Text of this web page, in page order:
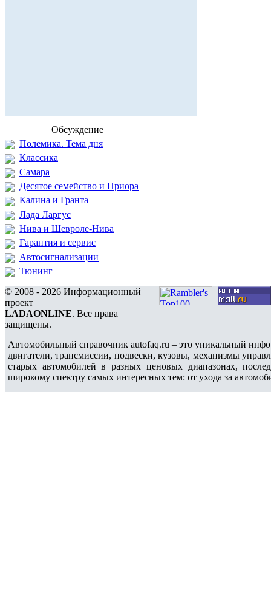
Обсуждение
Полемика. Тема дня
Классика
Самара
Десятое семейство и Приора
Калина и Гранта
Лада Ларгус
Нива и Шевроле-Нива
Гарантия и сервис
Автосигнализации
Тюнинг
© 2008 - 2026 Информационный
проект
LADAONLINE. Все права
защищены.
Автомобильный справочник autofaq.ru – это уникальный
двигатели, трансмиссии, подвески, кузовы, механизмы
старых автомобилей в разных ценовых диапазонах,
широкому спектру самых интересных тем: от ухода за